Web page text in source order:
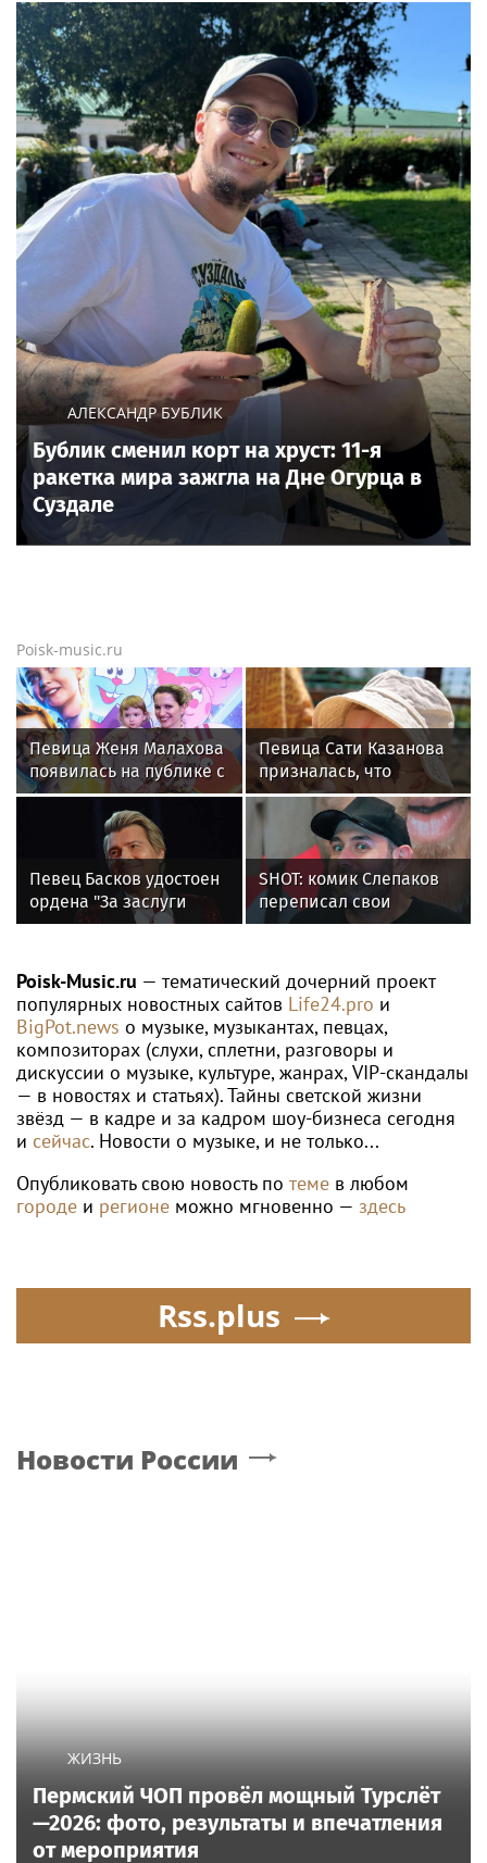
АЛЕКСАНДР БУБЛИК
Бублик сменил корт на хруст: 11-я
ракетка мира зажгла на Дне Огурца в
Суздале
Poisk-music.ru
Певица Женя Малахова
появилась на публике с
дочерью
Певица Сати Казанова
призналась, что
назвала дочь в честь
индуистской богини
Певец Басков удостоен
ордена "За заслуги
перед Отечеством" IV
SHOT: комик Слепаков
переписал свои
квартиры в РФ на
Poisk-Music.ru — тематический дочерний проект
популярных новостных сайтов Life24.pro и
BigPot.news о музыке, музыкантах, певцах,
композиторах (слухи, сплетни, разговоры и
дискуссии о музыке, культуре, жанрах, VIP-скандалы
— в новостях и статьях). Тайны светской жизни
звёзд — в кадре и за кадром шоу-бизнеса сегодня
и сейчас. Новости о музыке, и не только...
Опубликовать свою новость по теме в любом
городе и регионе можно мгновенно — здесь
Rss.plus
Новости России
ЖИЗНЬ
Пермский ЧОП провёл мощный Турслёт
—2026: фото, результаты и впечатления
от мероприятия